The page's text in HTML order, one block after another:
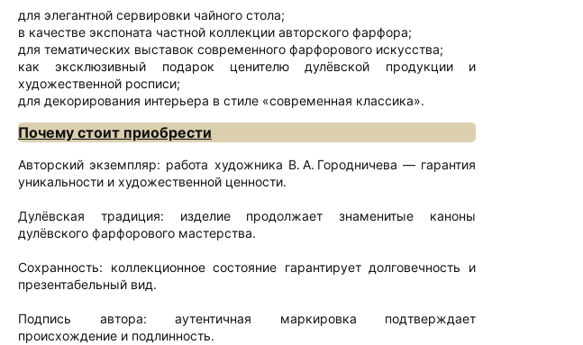
для элегантной сервировки чайного стола;
в качестве экспоната частной коллекции авторского фарфора;
для тематических выставок современного фарфорового искусства;
как эксклюзивный подарок ценителю дулёвской продукции и
художественной росписи;
для декорирования интерьера в стиле «современная классика».
Почему стоит приобрести
Авторский экземпляр: работа художника В. А. Городничева — гарантия
уникальности и художественной ценности.
Дулёвская традиция: изделие продолжает знаменитые каноны
дулёвского фарфорового мастерства.
Сохранность: коллекционное состояние гарантирует долговечность и
презентабельный вид.
Подпись автора: аутентичная маркировка подтверждает
происхождение и подлинность.